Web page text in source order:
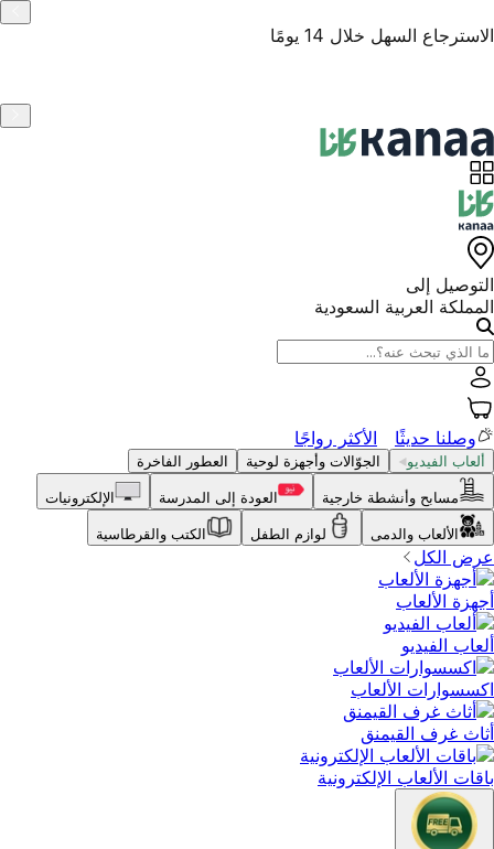
الاسترجاع السهل خلال 14 يومًا
التوصيل إلى
المملكة العربية السعودية
وصلنا حديثًا الأكثر رواجًا
ألعاب الفيديو الجوّالات وأجهزة لوحية العطور الفاخرة
مسابح وأنشطة خارجية العودة إلى المدرسة الإلكترونيات
الألعاب والدمى لوازم الطفل الكتب والقرطاسية
عرض الكل
أجهزة الألعاب
ألعاب الفيديو
اكسسوارات الألعاب
أثاث غرف القيمنق
باقات الألعاب الإلكترونية